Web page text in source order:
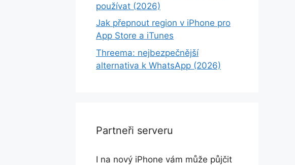
používat (2026)
Jak přepnout region v iPhone pro
App Store a iTunes
Threema: nejbezpečnější
alternativa k WhatsApp (2026)
Partneři serveru
I na nový iPhone vám může půjčit